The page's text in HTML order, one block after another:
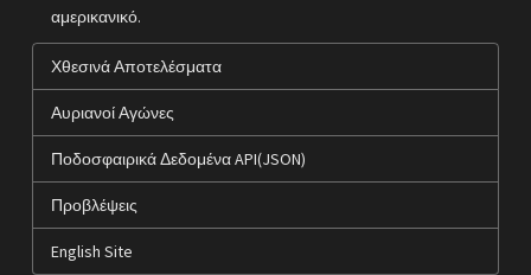
αμερικανικό.
Χθεσινά Αποτελέσματα
Αυριανοί Αγώνες
Ποδοσφαιρικά Δεδομένα API(JSON)
Προβλέψεις
English Site